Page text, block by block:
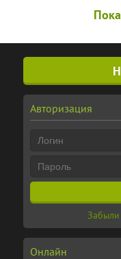
Авторизация
Онлайн